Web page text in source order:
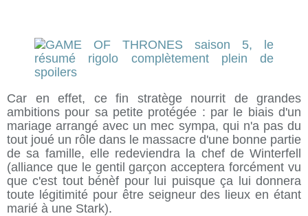
Car en effet, ce fin stratège nourrit de grandes
ambitions pour sa petite protégée : par le biais d'un
mariage arrangé avec un mec sympa, qui n'a pas du
tout joué un rôle dans le massacre d'une bonne partie
de sa famille, elle redeviendra la chef de Winterfell
(alliance que le gentil garçon acceptera forcément vu
que c'est tout bénèf pour lui puisque ça lui donnera
toute légitimité pour être seigneur des lieux en étant
marié à une Stark).